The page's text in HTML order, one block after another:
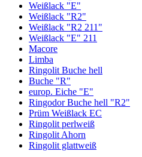
Weißlack "E"
Weißlack "R2"
Weißlack "R2 211"
Weißlack "E" 211
Macore
Limba
Ringolit Buche hell
Buche "R"
europ. Eiche "E"
Ringodor Buche hell "R2"
Prüm Weißlack EC
Ringolit perlweiß
Ringolit Ahorn
Ringolit glattweiß